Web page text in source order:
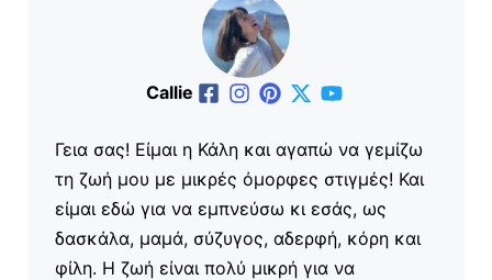
Callie
Γεια σας! Είμαι η Κάλη και αγαπώ να γεμίζω
τη ζωή μου με μικρές όμορφες στιγμές! Και
είμαι εδώ για να εμπνεύσω κι εσάς, ως
δασκάλα, μαμά, σύζυγος, αδερφή, κόρη και
φίλη. Η ζωή είναι πολύ μικρή για να